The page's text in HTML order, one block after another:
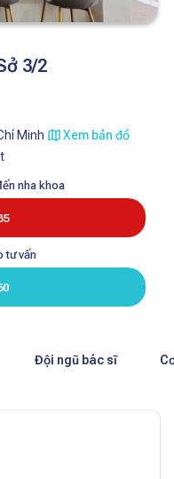
3/2
Minh
Xem bản đồ
nha khoa
tư vấn
Đội ngũ bác sĩ